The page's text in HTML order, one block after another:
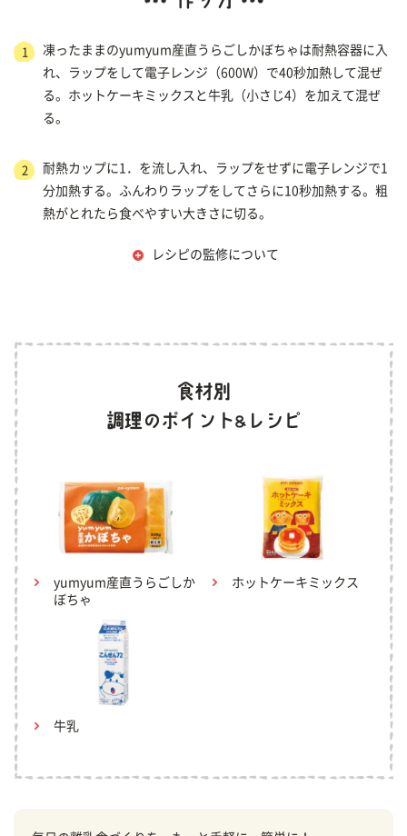
1
凍ったままのyumyum産直うらごしかぼちゃは耐熱容器に入
れ、ラップをして電子レンジ（600W）で40秒加熱して混ぜ
る。ホットケーキミックスと牛乳（小さじ4）を加えて混ぜ
る。
2
耐熱カップに1．を流し入れ、ラップをせずに電子レンジで1
分加熱する。ふんわりラップをしてさらに10秒加熱する。粗
熱がとれたら食べやすい大きさに切る。
レシピの監修について
yumyum産直うらごしか
ぼちゃ
ホットケーキミックス
牛乳